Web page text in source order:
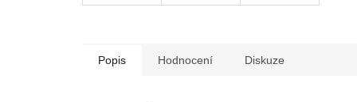
Popis Hodnocení Diskuze